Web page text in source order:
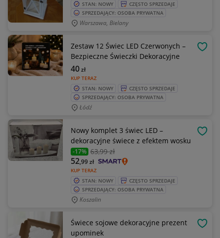
STAN: NOWY
CZĘSTO SPRZEDAJE
SPRZEDAJĄCY: OSOBA PRYWATNA
Warszawa, Bielany
Zestaw 12 Świec LED Czerwonych –
Bezpieczne Świeczki Dekoracyjne
KUP TERAZ
40zł
STAN: NOWY
CZĘSTO SPRZEDAJE
SPRZEDAJĄCY: OSOBA PRYWATNA
Łódź
Nowy komplet 3 świec LED –
dekoracyjne świece z efektem wosku
-17% 63,99 zł
KUP TERAZ
52,99zł
STAN: NOWY
CZĘSTO SPRZEDAJE
SPRZEDAJĄCY: OSOBA PRYWATNA
Koszalin
Świece sojowe dekoracyjne prezent
upominek